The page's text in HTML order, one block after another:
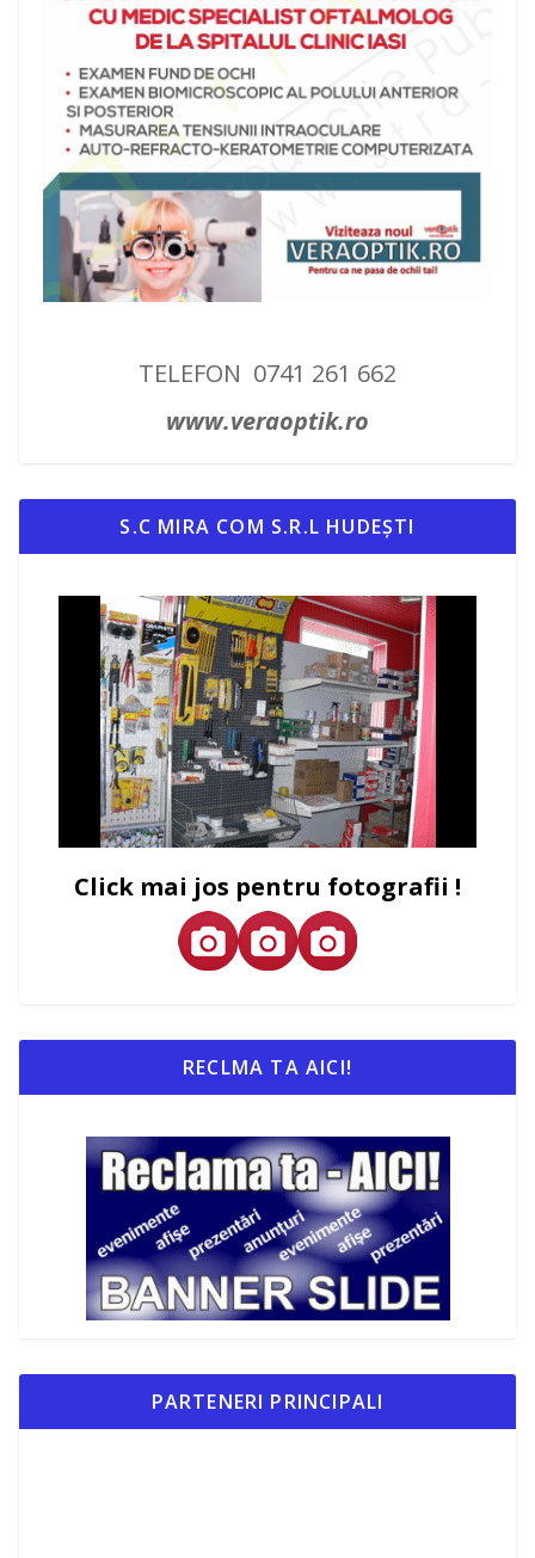
TELEFON 0741 261 662
www.veraoptik.ro
S.C MIRA COM S.R.L HUDEȘTI
Click mai jos pentru fotografii !
RECLMA TA AICI!
PARTENERI PRINCIPALI